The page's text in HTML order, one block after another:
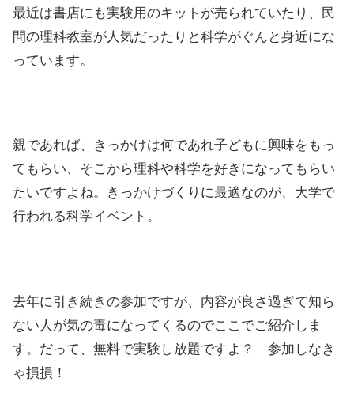
最近は書店にも実験用のキットが売られていたり、民
間の理科教室が人気だったりと科学がぐんと身近にな
っています。
親であれば、きっかけは何であれ子どもに興味をもっ
てもらい、そこから理科や科学を好きになってもらい
たいですよね。きっかけづくりに最適なのが、大学で
行われる科学イベント。
去年に引き続きの参加ですが、内容が良さ過ぎて知ら
ない人が気の毒になってくるのでここでご紹介しま
す。だって、無料で実験し放題ですよ？ 参加しなき
ゃ損損！